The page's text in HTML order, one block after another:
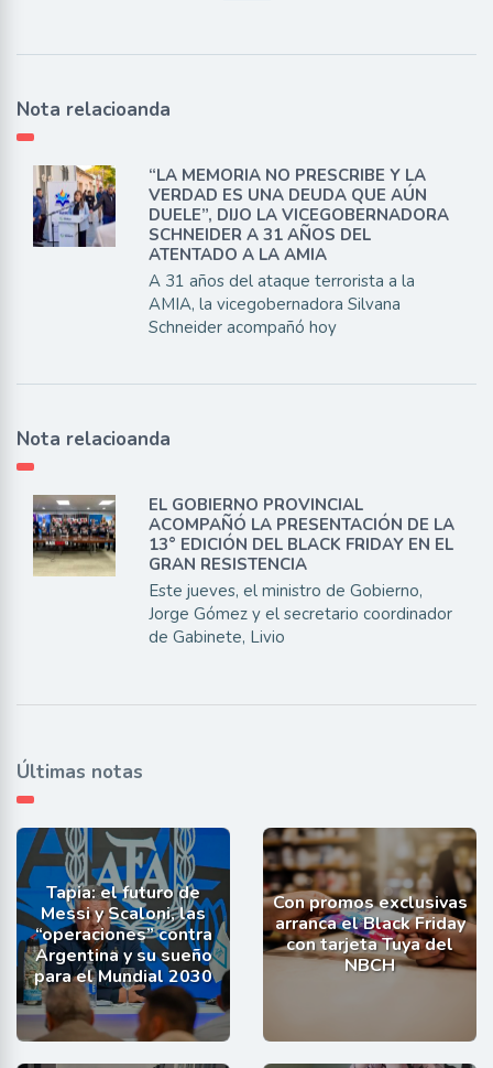
Nota relacioanda
“LA MEMORIA NO PRESCRIBE Y LA
VERDAD ES UNA DEUDA QUE AÚN
DUELE”, DIJO LA VICEGOBERNADORA
SCHNEIDER A 31 AÑOS DEL
ATENTADO A LA AMIA
A 31 años del ataque terrorista a la
AMIA, la vicegobernadora Silvana
Schneider acompañó hoy
Nota relacioanda
EL GOBIERNO PROVINCIAL
ACOMPAÑÓ LA PRESENTACIÓN DE LA
13° EDICIÓN DEL BLACK FRIDAY EN EL
GRAN RESISTENCIA
Este jueves, el ministro de Gobierno,
Jorge Gómez y el secretario coordinador
de Gabinete, Livio
Últimas notas
Tapia: el futuro de
Messi y Scaloni, las
“operaciones” contra
Argentina y su sueño
para el Mundial 2030
Con promos exclusivas
arranca el Black Friday
con tarjeta Tuya del
NBCH